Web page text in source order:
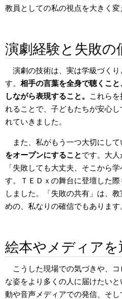
教員としての私の視点を大きく変
演劇経験と失敗の
演劇の技術は、実は学級づく
す。 相手の言葉を全身で聴くこ
しながら表現すること。
これら
れることで、子どもたちが安心
れていきました。
また、私がもう一つ大切にして
をオープンにすることです。大人
「失敗しても大丈夫、そこから
す。ＴＥＤｘの舞台に登壇した
しました。「失敗の共有」は、
めの、私なりの確信でもあります
絵本やメディアを
こうした現場での気づきや、
な姿をより多くの人に届けたい
動や音声メディアでの発信、そ